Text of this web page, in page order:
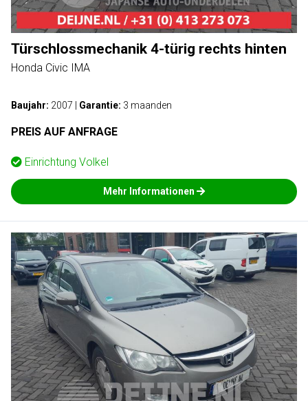
Türschlossmechanik 4-türig rechts hinten
Honda Civic IMA
Baujahr: 2007 Garantie: 3 maanden
PREIS AUF ANFRAGE
Einrichtung Volkel
Mehr Informationen